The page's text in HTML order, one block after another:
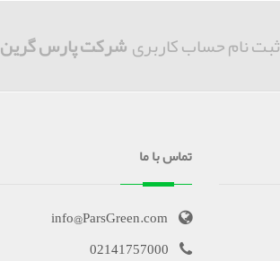
ثبت نام حساب کاربریشرکت پارس گرین
تماس با ما
info@ParsGreen.com
02141757000